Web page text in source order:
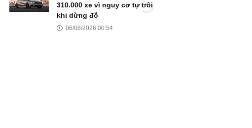
310.000 xe vì nguy cơ tự trôi
khi dừng đỗ
06/08/2026 00:54